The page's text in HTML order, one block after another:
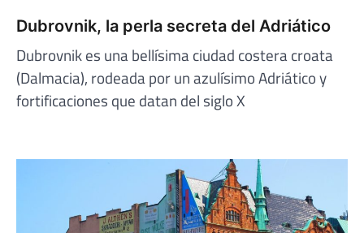
Dubrovnik, la perla secreta del Adriático
Dubrovnik es una bellísima ciudad costera croata
(Dalmacia), rodeada por un azulísimo Adriático y
fortificaciones que datan del siglo X